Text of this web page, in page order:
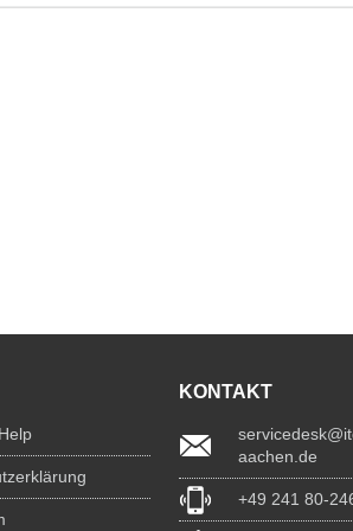
KONTAKT
aachen.de
+49 241 80-